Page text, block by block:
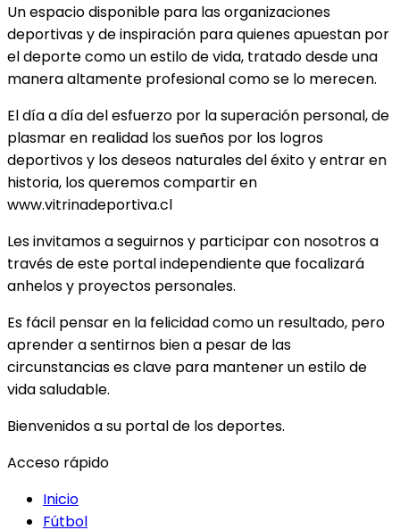
Un espacio disponible para las organizaciones
deportivas y de inspiración para quienes apuestan por
el deporte como un estilo de vida, tratado desde una
manera altamente profesional como se lo merecen.
El día a día del esfuerzo por la superación personal, de
plasmar en realidad los sueños por los logros
deportivos y los deseos naturales del éxito y entrar en
historia, los queremos compartir en
www.vitrinadeportiva.cl
Les invitamos a seguirnos y participar con nosotros a
través de este portal independiente que focalizará
anhelos y proyectos personales.
Es fácil pensar en la felicidad como un resultado, pero
aprender a sentirnos bien a pesar de las
circunstancias es clave para mantener un estilo de
vida saludable.
Bienvenidos a su portal de los deportes.
Acceso rápido
Inicio
Fútbol